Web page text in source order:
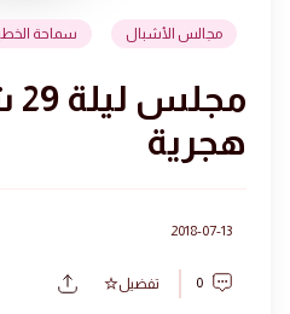
مجالس الأشبال سماحة
هجرية
2018-07-13
0 تفضيل